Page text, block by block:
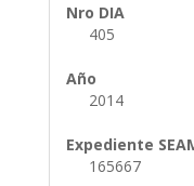
Nro DIA
405
Año
2014
Expediente
165667